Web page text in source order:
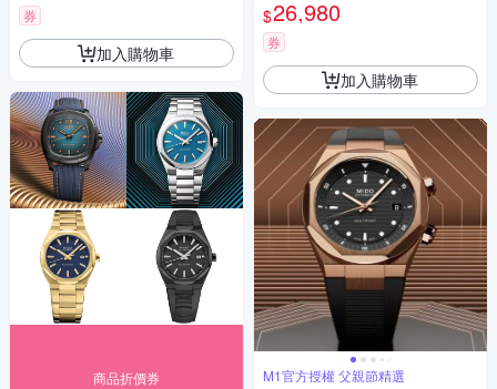
券
加入購物車
商品折價券
寵爸時刻 送禮推薦-黑 M05550
71705100
$26,980
券
加入購物車
M1官方授權 父親節精選